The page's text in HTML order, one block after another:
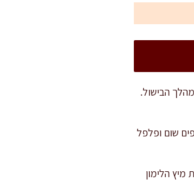
במהלך הבישול.
עד שעולה ריח נעים. מוסיפים שום ופלפל
מיץ הלימון